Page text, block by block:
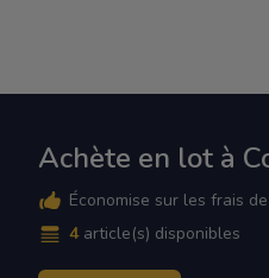
Achète en lot à
Économise sur les frais
4 article(s) disponibles